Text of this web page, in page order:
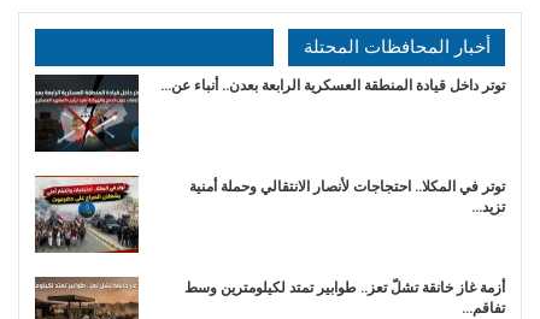
أخبار المحافظات المحتلة
توتر داخل قيادة المنطقة العسكرية الرابعة بعدن.. أنباء عن…
توتر في المكلا.. احتجاجات لأنصار الانتقالي وحملة أمنية
تزيد…
أزمة غاز خانقة تشلّ تعز.. طوابير تمتد لكيلومترين وسط
تفاقم…